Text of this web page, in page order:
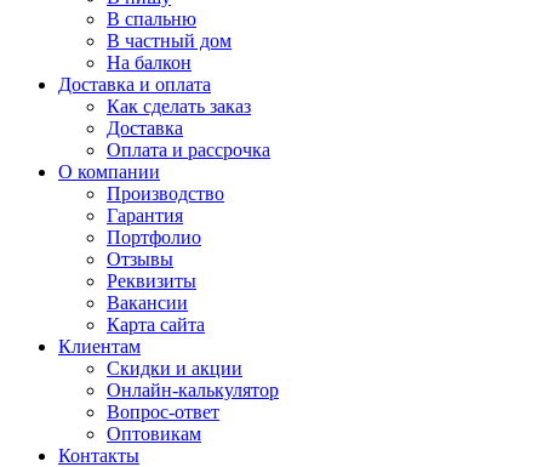
В спальню
В частный дом
На балкон
Доставка и оплата
Как сделать заказ
Доставка
Оплата и рассрочка
О компании
Производство
Гарантия
Портфолио
Отзывы
Реквизиты
Вакансии
Карта сайта
Клиентам
Скидки и акции
Онлайн-калькулятор
Вопрос-ответ
Оптовикам
Контакты